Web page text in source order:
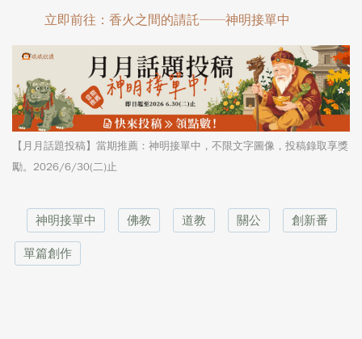
立即前往：香火之間的請託──神明接單中
【月月話題投稿】當期推薦：神明接單中，不限文字圖像，投稿錄取享獎
勵。2026/6/30(二)止
神明接單中 佛教 道教 關公 創新番
單篇創作